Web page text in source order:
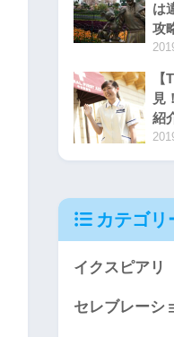
は
攻
見
紹
カテゴリ
イクスピアリ
セレブレーシ